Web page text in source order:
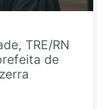
TRE/RN
de